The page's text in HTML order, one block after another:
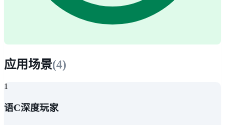
应用场景(4)
1
语C深度玩家